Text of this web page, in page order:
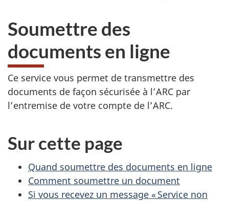
ici :
Soumettre des
documents en ligne
Ce service vous permet de transmettre des
documents de façon sécurisée à l’ARC par
l’entremise de votre compte de l’ARC.
Sur cette page
Quand soumettre des documents en ligne
Comment soumettre un document
Si vous recevez un message « Service non